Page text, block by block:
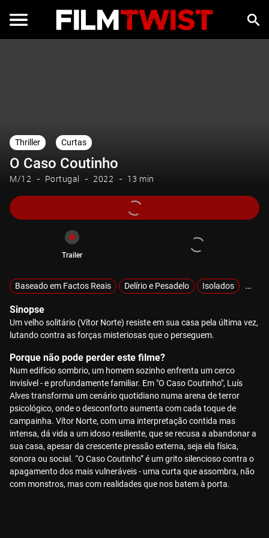
Thriller Curtas
O Caso Coutinho
M/12 Portugal 2022 13 min
Trailer
Baseado em Factos Reais Delírio e Pesadelo Isolados
Sinopse
Um velho solitário (Vítor Norte) resiste em sua casa pela última vez,
lutando contra as forças misteriosas que o perseguem.
Porque não pode perder este filme?
Num edifício sombrio, um homem sozinho enfrenta um cerco
invisível - e profundamente familiar. Em "O Caso Coutinho", Luís
Alves transforma um cenário quotidiano numa arena de terror
psicológico, onde o desconforto aumenta com cada toque de
campainha. Vítor Norte, com uma interpretação contida mas
intensa, dá vida a um idoso resiliente, que se recusa a abandonar a
sua casa, apesar da crescente pressão externa, seja ela física,
sonora ou social. “O Caso Coutinho” é um grito silencioso contra o
apagamento dos mais vulneráveis - uma curta que assombra, não
com monstros, mas com realidades que nos batem à porta.